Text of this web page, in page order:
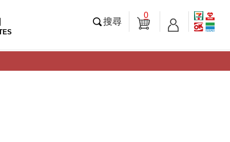
搜尋
0